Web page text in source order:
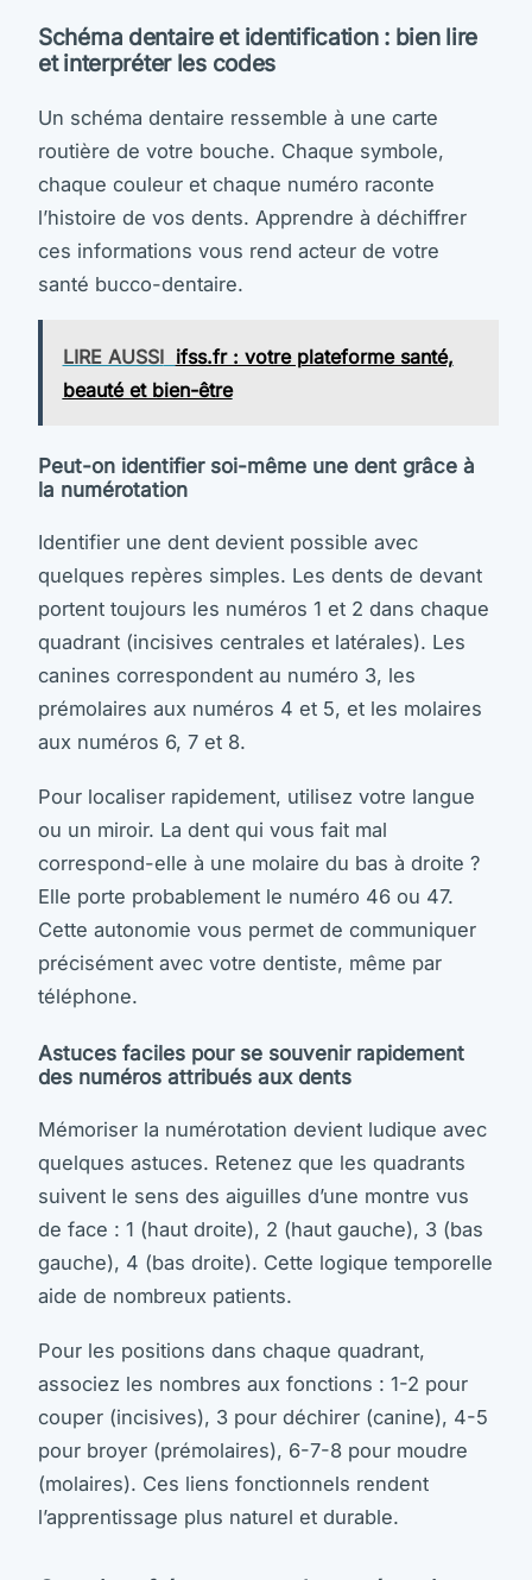
Schéma dentaire et identification : bien lire
et interpréter les codes
Un schéma dentaire ressemble à une carte
routière de votre bouche. Chaque symbole,
chaque couleur et chaque numéro raconte
l’histoire de vos dents. Apprendre à déchiffrer
ces informations vous rend acteur de votre
santé bucco-dentaire.
LIRE AUSSI ifss.fr : votre plateforme santé,
beauté et bien-être
Peut-on identifier soi-même une dent grâce à
la numérotation
Identifier une dent devient possible avec
quelques repères simples. Les dents de devant
portent toujours les numéros 1 et 2 dans chaque
quadrant (incisives centrales et latérales). Les
canines correspondent au numéro 3, les
prémolaires aux numéros 4 et 5, et les molaires
aux numéros 6, 7 et 8.
Pour localiser rapidement, utilisez votre langue
ou un miroir. La dent qui vous fait mal
correspond-elle à une molaire du bas à droite ?
Elle porte probablement le numéro 46 ou 47.
Cette autonomie vous permet de communiquer
précisément avec votre dentiste, même par
téléphone.
Astuces faciles pour se souvenir rapidement
des numéros attribués aux dents
Mémoriser la numérotation devient ludique avec
quelques astuces. Retenez que les quadrants
suivent le sens des aiguilles d’une montre vus
de face : 1 (haut droite), 2 (haut gauche), 3 (bas
gauche), 4 (bas droite). Cette logique temporelle
aide de nombreux patients.
Pour les positions dans chaque quadrant,
associez les nombres aux fonctions : 1-2 pour
couper (incisives), 3 pour déchirer (canine), 4-5
pour broyer (prémolaires), 6-7-8 pour moudre
(molaires). Ces liens fonctionnels rendent
l’apprentissage plus naturel et durable.